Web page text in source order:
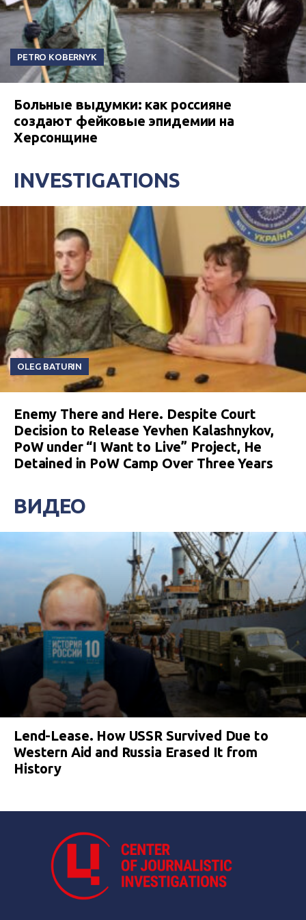
PETRO KOBERNYK
Больные выдумки: как россияне
создают фейковые эпидемии на
Херсонщине
INVESTIGATIONS
OLEG BATURIN
Enemy There and Here. Despite Court
Decision to Release Yevhen Kalashnykov,
PoW under “I Want to Live” Project, He
Detained in PoW Camp Over Three Years
ВИДЕО
Lend-Lease. How USSR Survived Due to
Western Aid and Russia Erased It from
History